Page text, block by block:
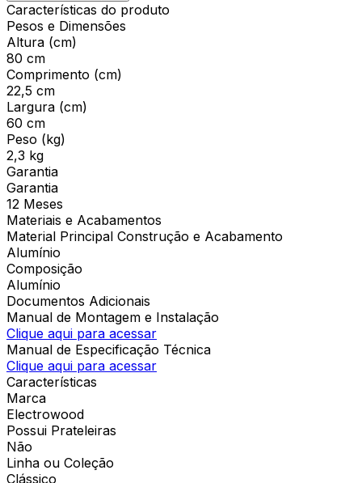
Características do produto
Pesos e Dimensões
Altura (cm)
80 cm
Comprimento (cm)
22,5 cm
Largura (cm)
60 cm
Peso (kg)
2,3 kg
Garantia
Garantia
12 Meses
Materiais e Acabamentos
Material Principal Construção e Acabamento
Alumínio
Composição
Alumínio
Documentos Adicionais
Manual de Montagem e Instalação
Clique aqui para acessar
Manual de Especificação Técnica
Clique aqui para acessar
Características
Marca
Electrowood
Possui Prateleiras
Não
Linha ou Coleção
Clássico